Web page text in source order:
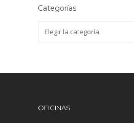
Categorías
OFICINAS